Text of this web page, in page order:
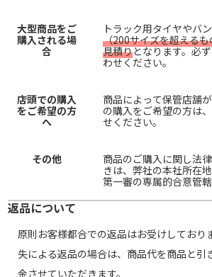
大型商品をご
購入される場
合
トラック用タイヤやバ
（200サイズを超える
見積りとなります。必
わせください。
店頭での購入
をご希望の方
へ
商品によって保管店舗
の購入をご希望の方は
せください。
その他
商品のご購入に関し法
きは、弊社の本社所在
第一審の専属的合意管轄
返品について
原則お客様都合での返品はお受けしており
失による返品の場合は、商品代を商品と引
金させていただきます。